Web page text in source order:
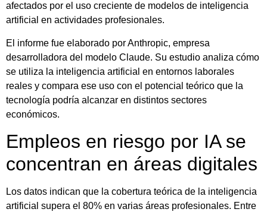
afectados por el uso creciente de modelos de inteligencia
artificial en actividades profesionales.
El informe fue elaborado por Anthropic, empresa
desarrolladora del modelo Claude. Su estudio analiza cómo
se utiliza la inteligencia artificial en entornos laborales
reales y compara ese uso con el potencial teórico que la
tecnología podría alcanzar en distintos sectores
económicos.
Empleos en riesgo por IA se
concentran en áreas digitales
Los datos indican que la cobertura teórica de la inteligencia
artificial supera el 80% en varias áreas profesionales. Entre